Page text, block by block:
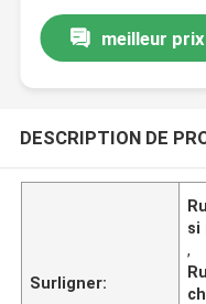
meilleur prix
DESCRIPTION DE
Surligner:
si
,